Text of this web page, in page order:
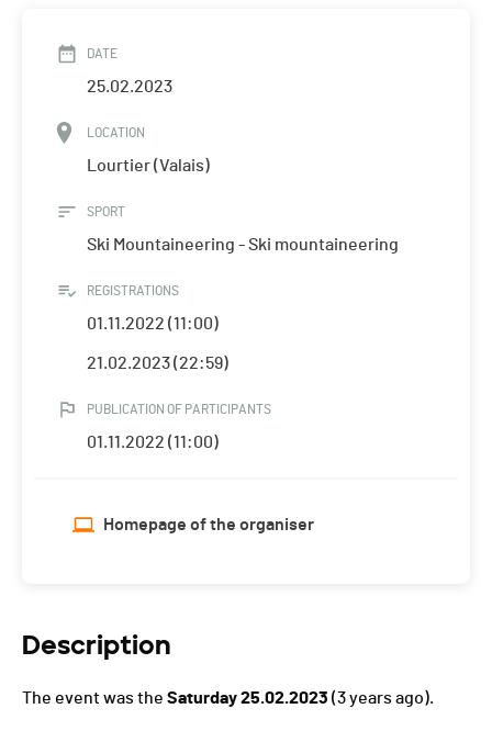
DATE
25.02.2023
LOCATION
Lourtier (Valais)
SPORT
Ski Mountaineering - Ski mountaineering
REGISTRATIONS
01.11.2022 (11:00)
21.02.2023 (22:59)
PUBLICATION OF PARTICIPANTS
01.11.2022 (11:00)
Homepage of the organiser
Description
The event was the Saturday 25.02.2023 (3 years ago).